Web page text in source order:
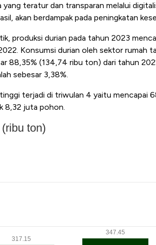
teratur dan transparan melalui
akan berdampak pada peningkatan
produksi durian pada tahun 2023
Konsumsi durian oleh sektor rumah
88,35% (134,74 ribu ton) dari tahun
sebesar 3,38%.
terjadi di triwulan 4 yaitu mencapai
8,32 juta pohon.